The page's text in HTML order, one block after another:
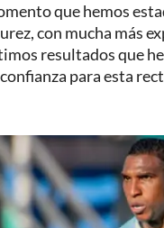
que hemos
con mucha más
resultados que
para esta